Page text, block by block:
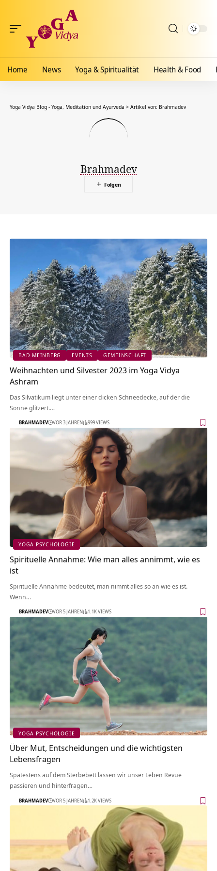
Home News Yoga & Spiritualität Health & Food
Yoga Vidya Blog - Yoga, Meditation und Ayurveda > Artikel von: Brahmadev
Brahmadev
BAD MEINBERG EVENTS GEMEINSCHAFT
Weihnachten und Silvester 2023 im Yoga Vidya
Ashram
Das Silvatikum liegt unter einer dicken Schneedecke, auf der die
Sonne glitzert.…
BRAHMADEV VOR 3 JAHREN 999 VIEWS
YOGA PSYCHOLOGIE
Spirituelle Annahme: Wie man alles annimmt, wie es
ist
Spirituelle Annahme bedeutet, man nimmt alles so an wie es ist.
Wenn…
BRAHMADEV VOR 5 JAHREN 1.1K VIEWS
YOGA PSYCHOLOGIE
Über Mut, Entscheidungen und die wichtigsten
Lebensfragen
Spätestens auf dem Sterbebett lassen wir unser Leben Revue
passieren und hinterfragen…
BRAHMADEV VOR 5 JAHREN 1.2K VIEWS